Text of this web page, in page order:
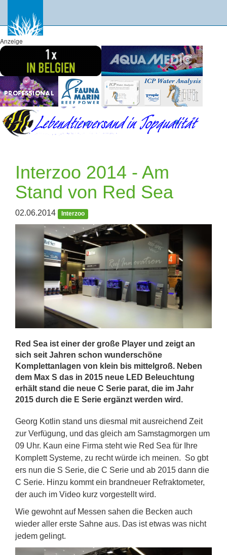
Anzeige
Interzoo 2014 - Am
Stand von Red Sea
02.06.2014 Interzoo
Red Sea ist einer der große Player und zeigt an
sich seit Jahren schon wunderschöne
Komplettanlagen von klein bis mittelgroß. Neben
dem Max S das in 2015 neue LED Beleuchtung
erhält stand die neue C Serie parat, die im Jahr
2015 durch die E Serie ergänzt werden wird.
Georg Kotlin stand uns diesmal mit ausreichend Zeit
zur Verfügung, und das gleich am Samstagmorgen um
09 Uhr. Kaun eine Firma steht wie Red Sea für Ihre
Komplett Systeme, zu recht würde ich meinen. So gbt
ers nun die S Serie, die C Serie und ab 2015 dann die
C Serie. Hinzu kommt ein brandneuer Refraktometer,
der auch im Video kurz vorgestellt wird.
Wie gewohnt auf Messen sahen die Becken auch
wieder aller erste Sahne aus. Das ist etwas was nicht
jedem gelingt.